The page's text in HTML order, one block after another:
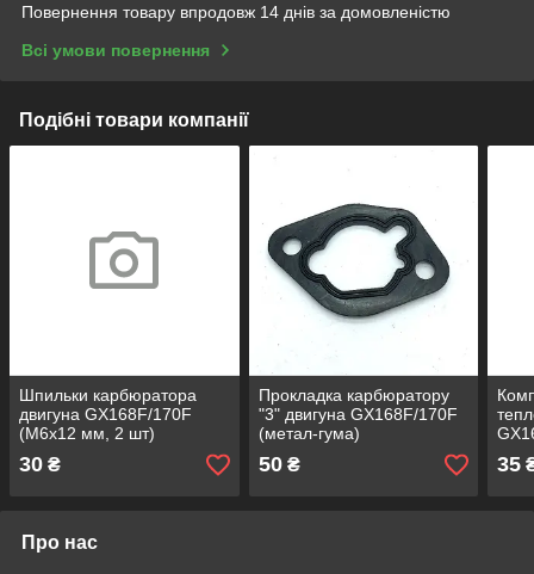
Повернення товару впродовж 14 днів за домовленістю
Всі умови повернення
Подібні товари компанії
Шпильки карбюратора
двигуна GX168F/170F
(М6х12 мм, 2 шт)
30 ₴
Прокладка карбюратору
"3" двигуна GX168F/170F
(метал-гума)
50₴ 35
Про нас